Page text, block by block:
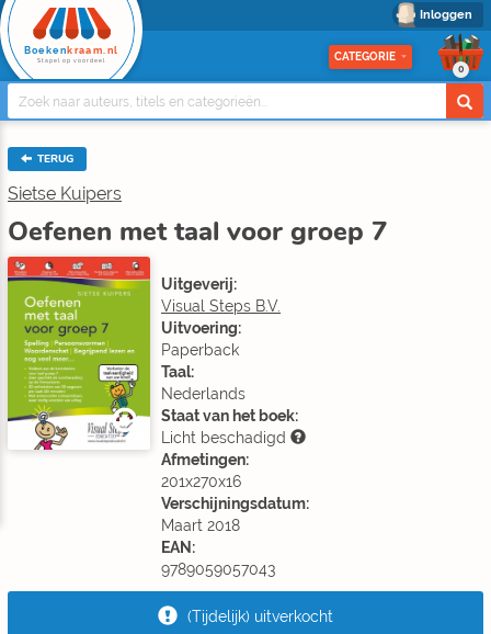
Inloggen
Boeken kraam.nl
Stapel op voordeel CATEGORIE
0
TERUG
Sietse Kuipers
Oefenen met taal voor groep 7
Uitgeverij:
Visual Steps B.V.
Uitvoering:
Paperback
Taal:
Nederlands
Staat van het boek:
Licht beschadigd
Afmetingen:
201x270x16
Verschijningsdatum:
Maart 2018
EAN:
9789059057043
(Tijdelijk) uitverkocht